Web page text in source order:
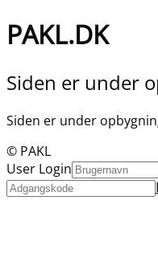
PAKL.DK
Siden er under
Siden er under
© PAKL
User Login